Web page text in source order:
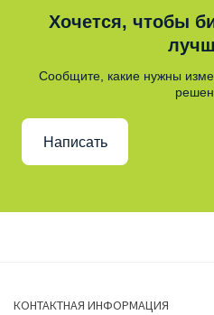
Хочется, чтобы
Сообщите, какие нужны
Написать
КОНТАКТНАЯ ИНФОРМАЦИЯ